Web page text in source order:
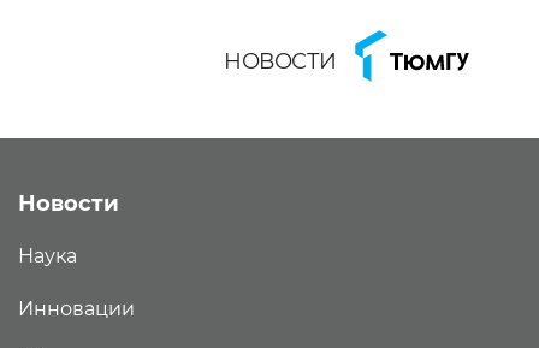
НОВОСТИ
Новости
Наука
Инновации